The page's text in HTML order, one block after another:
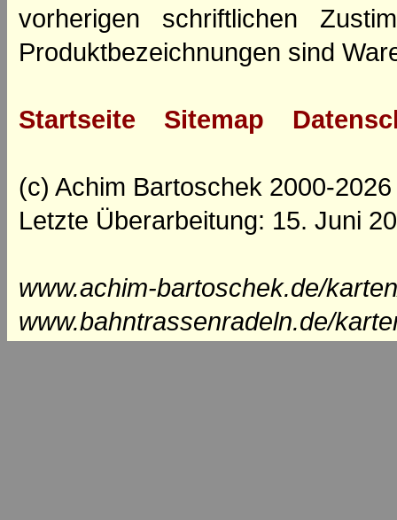
vorherigen schriftlichen
Produktbezeichnungen sind
Startseite Sitemap
(c) Achim Bartoschek 2000-2026
Letzte Überarbeitung: 15. Juni
www.achim-bartoschek.de/
www.bahntrassenradeln.de/